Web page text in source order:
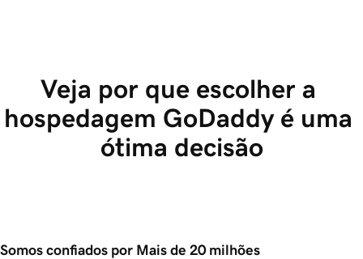
Veja por que escolher a
hospedagem GoDaddy é uma
ótima decisão
Somos confiados por Mais de 20 milhões